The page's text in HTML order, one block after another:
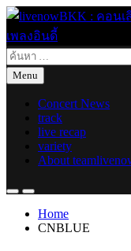
Skip
content
livenowBKK : คอนเสิ
อินดี้
live for today
ค้นหา
สำหรับ:
Menu
Concert News
track
live recap
variety
About
Home
CNBLUE